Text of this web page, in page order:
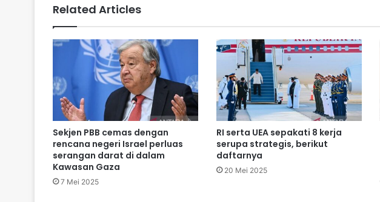
Related Articles
Sekjen PBB cemas dengan
rencana negeri Israel perluas
serangan darat di dalam
Kawasan Gaza
7 Mei 2025
RI serta UEA sepakati 8 kerja
serupa strategis, berikut
daftarnya
20 Mei 2025